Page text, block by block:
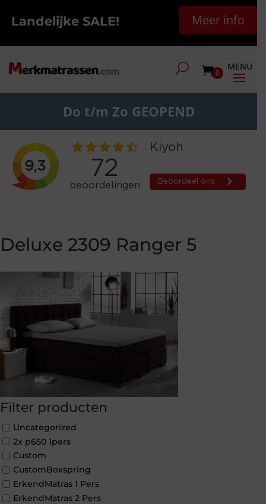
Landelijke SALE! Meer info
0
Do t/m Zo GEOPEND
Deluxe 2309 Ranger 5
Filter producten
Uncategorized
2x p650 1pers
Custom
CustomBoxspring
ErkendMatras 1 Pers
ErkendMatras 2 Pers